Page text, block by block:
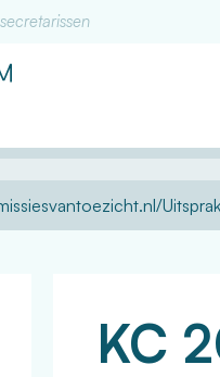
Commissie
KC